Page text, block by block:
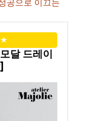
공으로 이끄는
★
달 드레이